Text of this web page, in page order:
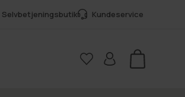
Selvbetjeningsbutik Kundeservice
Kurv